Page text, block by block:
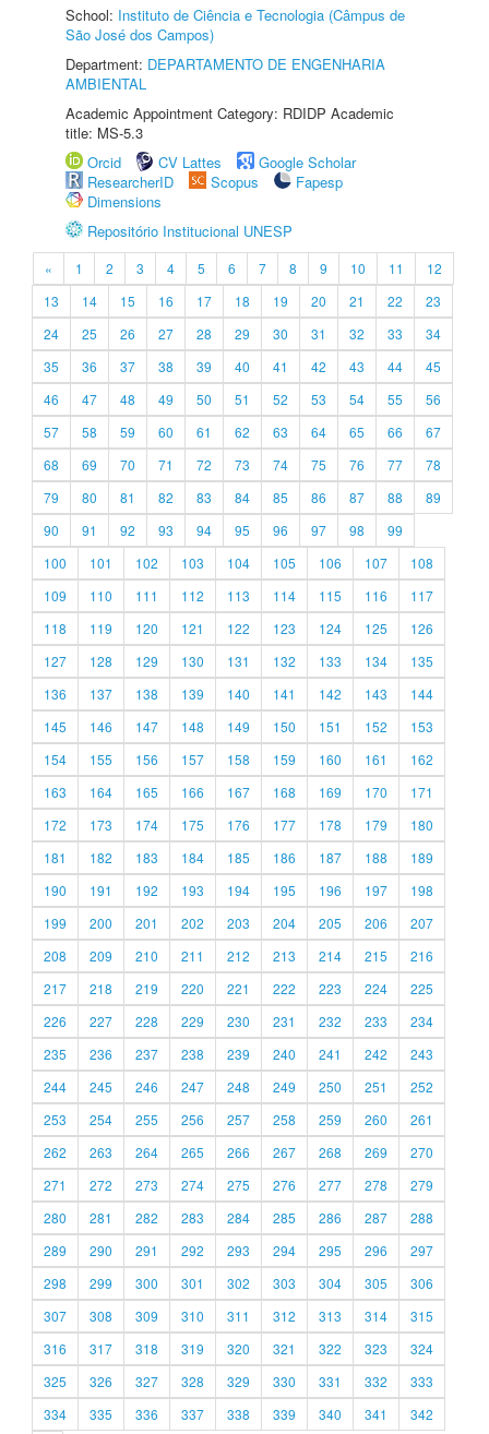
School: Instituto de Ciência e Tecnologia (Câmpus de
São José dos Campos)
Department: DEPARTAMENTO DE ENGENHARIA
AMBIENTAL
Academic Appointment Category: RDIDP Academic
title: MS-5.3
Orcid
CV Lattes
Google Scholar
ResearcherID
Scopus
Fapesp
Dimensions
Repositório Institucional UNESP
« 1 2 3 4 5 6 7 8 9 10 11
12
13
14 15 16 17 18 19 20 21 22
23
24
25 26 27 28 29 30 31 32 33
34
35
36 37 38 39 40 41 42 43 44
45
46
47 48 49 50 51 52 53 54 55
56
57
58 59 60 61 62 63 64 65 66
67
68
69 70 71 72 73 74 75 76 77
78
79
80 81 82 83 84 85 86 87 88
89
90
91 92 93 94 95 96 97 98
99
100
101 102 103 104 105 106 107
108
109
110 111 112 113 114 115 116
117
118
119 120 121 122 123 124 125
126
127
128 129 130 131 132 133 134
135
136
137 138 139 140 141 142 143
144
145
146 147 148 149 150 151 152
153
154
155 156 157 158 159 160 161
162
163
164 165 166 167 168 169 170
171
172
173 174 175 176 177 178 179
180
181
182 183 184 185 186 187 188
189
190
191 192 193 194 195 196 197
198
199
200 201 202 203 204 205 206
207
208
209 210 211 212 213 214 215
216
217
218 219 220 221 222 223 224
225
226
227 228 229 230 231 232 233
234
235
236 237 238 239 240 241 242
243
244
245 246 247 248 249 250 251
252
253
254 255 256 257 258 259 260
261
262
263 264 265 266 267 268 269
270
271
272 273 274 275 276 277 278
279
280
281 282 283 284 285 286 287
288
289
290 291 292 293 294 295 296
297
298
299 300 301 302 303 304 305
306
307
308 309 310 311 312 313 314
315
316
317 318 319 320 321 322 323
324
325
326 327 328 329 330 331 332
333
334
335 336 337 338 339 340 341 342